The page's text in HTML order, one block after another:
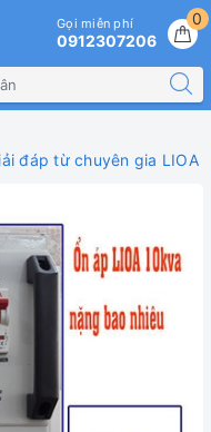
0
Gọi miễn phí
0912307206
đáp từ chuyên gia LIOA